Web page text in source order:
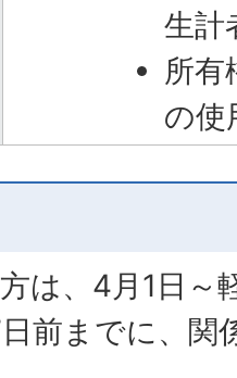
生計
所有
の使
は、4月1日～
日前までに、